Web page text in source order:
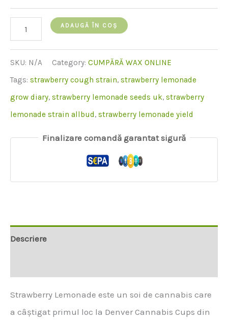
cantitate
de
Strawberry
Lemonade
Wax
ADAUGĂ ÎN COȘ
SKU: N/A Category: CUMPĂRĂ WAX ONLINE
Tags: strawberry cough strain, strawberry lemonade
grow diary, strawberry lemonade seeds uk, strawberry
lemonade strain allbud, strawberry lemonade yield
Finalizare comandă garantat sigură
Descriere
Strawberry Lemonade este un soi de cannabis care
a câștigat primul loc la Denver Cannabis Cups din